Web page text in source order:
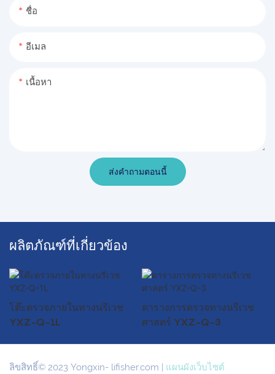
ชื่อ
อีเมล
เนื้อหา
ส่งคำถามตอนนี้
ผลิตภัณฑ์ที่เกี่ยวข้อง
โต๊ะตรวจภายในทางนรีเวช
YXZ-Q-1L
ตารางการตรวจทางนรีเวช
ศาสตร์ YXZ-Q-3
ลิขสิทธิ์© 2023 Yongxin- lifisher.com | แผนผังเว็บไซต์